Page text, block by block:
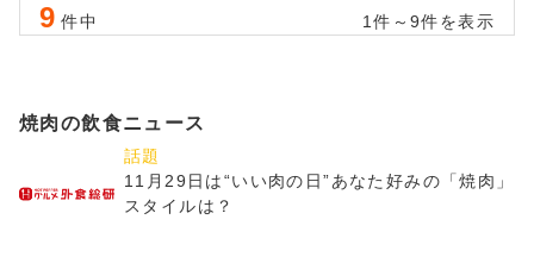
9 件中 1件～9件を表示
焼肉の飲食ニュース
話題
11月29日は“いい肉の日”あなた好みの「焼肉」
スタイルは？